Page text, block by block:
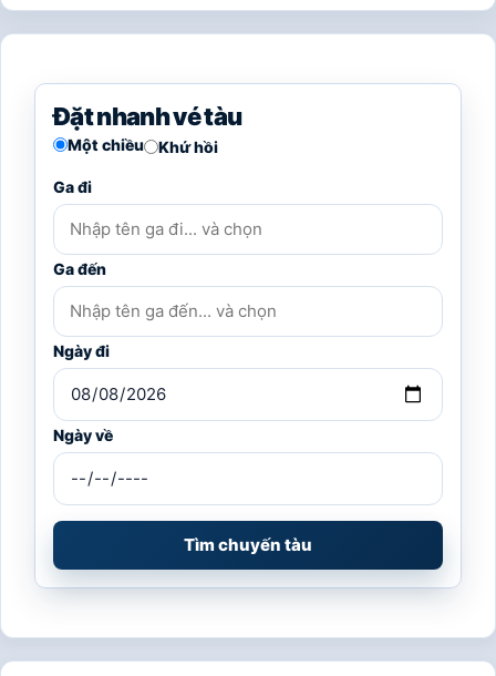
Đặt nhanh vé tàu
Một chiều Khứ hồi
Ga đi
Ga đến
Ngày đi
Ngày về
Tìm chuyến tàu